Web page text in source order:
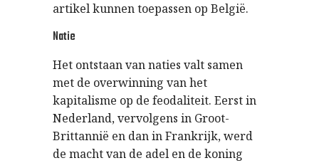
artikel kunnen toepassen op België.
Natie
Het ontstaan van naties valt samen
met de overwinning van het
kapitalisme op de feodaliteit. Eerst in
Nederland, vervolgens in Groot-
Brittannië en dan in Frankrijk, werd
de macht van de adel en de koning